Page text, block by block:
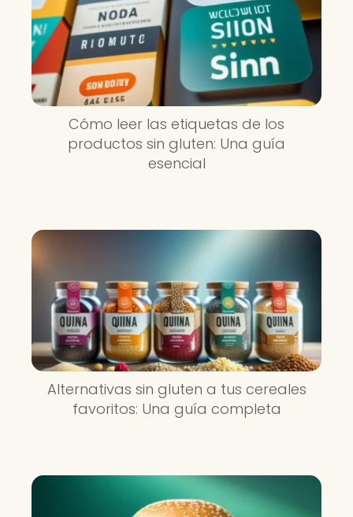
Cómo leer las etiquetas de los
productos sin gluten: Una guía
esencial
Alternativas sin gluten a tus cereales
favoritos: Una guía completa